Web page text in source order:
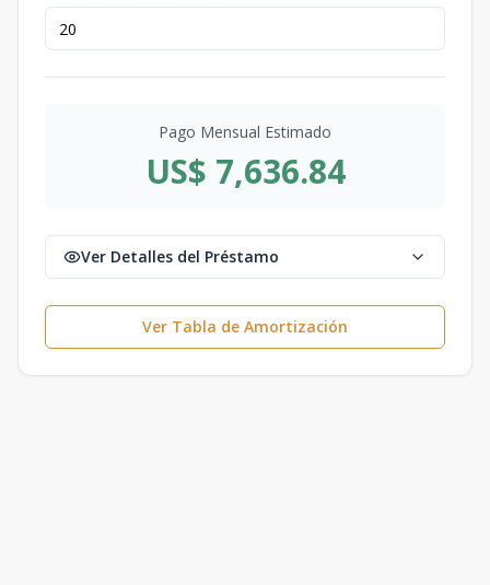
Pago Mensual Estimado
US$ 7,636.84
Ver Detalles del Préstamo
Ver Tabla de Amortización